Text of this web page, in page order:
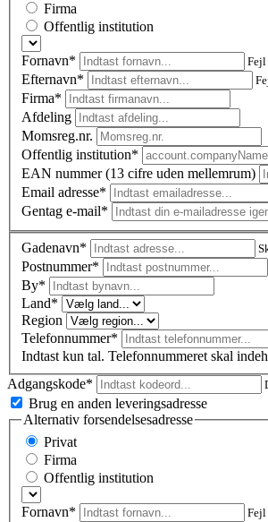
Firma
Offentlig institution
Fornavn* Fejl
Efternavn*
Firma*
Afdeling
Momsreg.nr.
Offentlig institution*
EAN nummer (13 cifre uden mellemrum)
Email adresse*
Gentag e-mail*
Gadenavn*
Postnummer*
By*
Land*
Region
Telefonnummer*
Indtast kun tal. Telefonnummeret skal
Adgangskode*
Brug en anden leveringsadresse
Alternativ forsendelsesadresse
Privat
Firma
Offentlig institution
Fornavn* Fejl